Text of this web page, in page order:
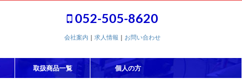
052-505-8620
会社案内 ｜ 求人情報 ｜ お問い合わせ
取扱商品一覧 個人の方